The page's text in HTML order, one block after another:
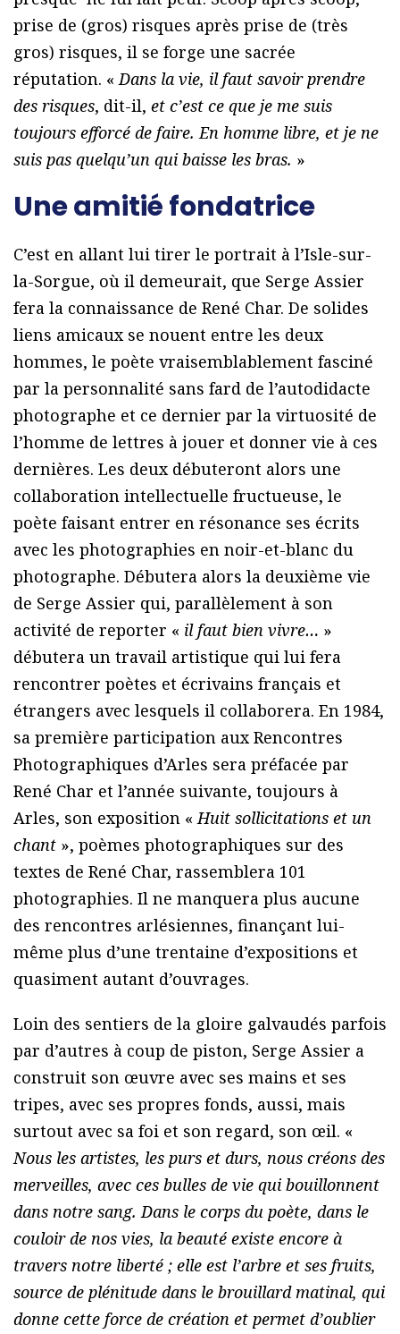
prise de (gros) risques après prise de (très
gros) risques, il se forge une sacrée
réputation. « Dans la vie, il faut savoir prendre
des risques, dit-il, et c’est ce que je me suis
toujours efforcé de faire. En homme libre, et je ne
suis pas quelqu’un qui baisse les bras. »
Une amitié fondatrice
C’est en allant lui tirer le portrait à l’Isle-sur-
la-Sorgue, où il demeurait, que Serge Assier
fera la connaissance de René Char. De solides
liens amicaux se nouent entre les deux
hommes, le poète vraisemblablement fasciné
par la personnalité sans fard de l’autodidacte
photographe et ce dernier par la virtuosité de
l’homme de lettres à jouer et donner vie à ces
dernières. Les deux débuteront alors une
collaboration intellectuelle fructueuse, le
poète faisant entrer en résonance ses écrits
avec les photographies en noir-et-blanc du
photographe. Débutera alors la deuxième vie
de Serge Assier qui, parallèlement à son
activité de reporter « il faut bien vivre… »
débutera un travail artistique qui lui fera
rencontrer poètes et écrivains français et
étrangers avec lesquels il collaborera. En 1984,
sa première participation aux Rencontres
Photographiques d’Arles sera préfacée par
René Char et l’année suivante, toujours à
Arles, son exposition «Huit sollicitations et un
chant », poèmes photographiques sur des
textes de René Char, rassemblera 101
photographies. Il ne manquera plus aucune
des rencontres arlésiennes, finançant lui-
même plus d’une trentaine d’expositions et
quasiment autant d’ouvrages.
Loin des sentiers de la gloire galvaudés parfois
par d’autres à coup de piston, Serge Assier a
construit son œuvre avec ses mains et ses
tripes, avec ses propres fonds, aussi, mais
surtout avec sa foi et son regard, son œil. «
Nous les artistes, les purs et durs, nous créons des
merveilles, avec ces bulles de vie qui bouillonnent
dans notre sang. Dans le corps du poète, dans le
couloir de nos vies, la beauté existe encore à
travers notre liberté ; elle est l’arbre et ses fruits,
source de plénitude dans le brouillard matinal, qui
donne cette force de création et permet d’oublier